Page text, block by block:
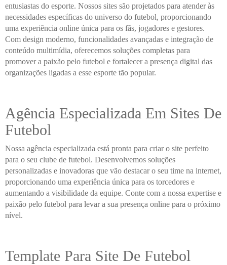
entusiastas do esporte. Nossos sites são projetados para atender às
necessidades específicas do universo do futebol, proporcionando
uma experiência online única para os fãs, jogadores e gestores.
Com design moderno, funcionalidades avançadas e integração de
conteúdo multimídia, oferecemos soluções completas para
promover a paixão pelo futebol e fortalecer a presença digital das
organizações ligadas a esse esporte tão popular.
Agência Especializada Em Sites De
Futebol
Nossa agência especializada está pronta para criar o site perfeito
para o seu clube de futebol. Desenvolvemos soluções
personalizadas e inovadoras que vão destacar o seu time na internet,
proporcionando uma experiência única para os torcedores e
aumentando a visibilidade da equipe. Conte com a nossa expertise e
paixão pelo futebol para levar a sua presença online para o próximo
nível.
Template Para Site De Futebol